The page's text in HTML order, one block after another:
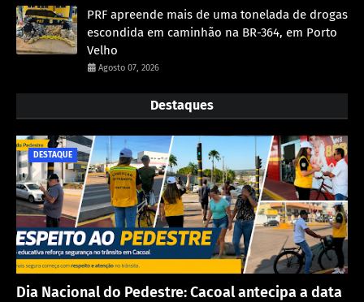
PRF apreende mais de uma tonelada de drogas
escondida em caminhão na BR-364, em Porto
Velho
Agosto 07, 2026
Destaques
DESTAQUE
Dia Nacional do Pedestre: Cacoal antecipa a data